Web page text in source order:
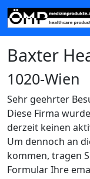
Baxter
1020-Wien
Sehr geehrter
Diese Firma
derzeit keinen
Um dennoch an
kommen, tragen
Formular Ihre